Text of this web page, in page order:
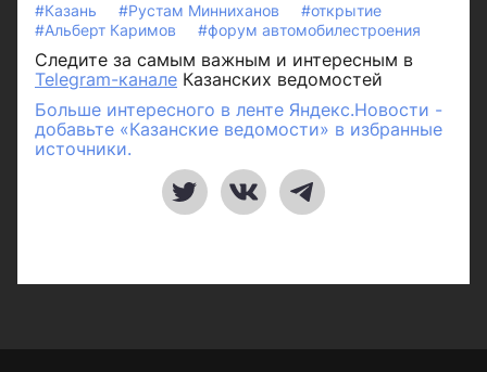
#Казань #Рустам Минниханов
#открытие
#Альберт Каримов
#форум автомобилестроения
Следите за самым важным и интересным в
Telegram-канале Казанских ведомостей
Больше интересного в ленте Яндекс.Новости -
добавьте «Казанские ведомости» в избранные
источники.